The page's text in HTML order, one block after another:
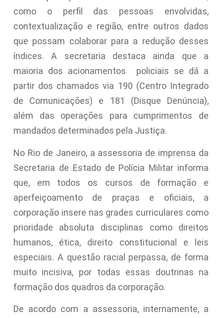
como o perfil das pessoas envolvidas,
contextualização e região, entre outros dados
que possam colaborar para a redução desses
índices. A secretaria destaca ainda que a
maioria dos acionamentos policiais se dá a
partir dos chamados via 190 (Centro Integrado
de Comunicações) e 181 (Disque Denúncia),
além das operações para cumprimentos de
mandados determinados pela Justiça.
No Rio de Janeiro, a assessoria de imprensa da
Secretaria de Estado de Polícia Militar informa
que, em todos os cursos de formação e
aperfeiçoamento de praças e oficiais, a
corporação insere nas grades curriculares como
prioridade absoluta disciplinas como direitos
humanos, ética, direito constitucional e leis
especiais. A questão racial perpassa, de forma
muito incisiva, por todas essas doutrinas na
formação dos quadros da corporação.
De acordo com a assessoria, internamente, a